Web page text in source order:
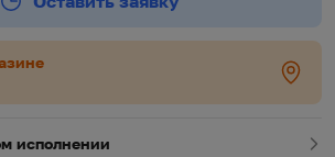
исполнении